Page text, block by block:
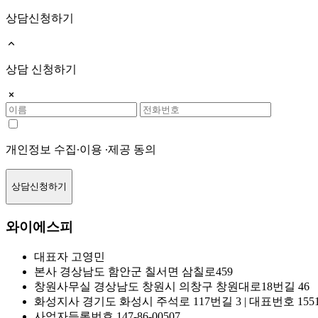
상담신청하기
상담 신청하기
개인정보 수집∙이용 ∙제공 동의
상담신청하기
와이에스피
대표자 고영민
본사 경상남도 함안군 칠서면 삼칠로459
창원사무실 경상남도 창원시 의창구 창원대로18번길 46
화성지사 경기도 화성시 주석로 117번길 3 | 대표번호